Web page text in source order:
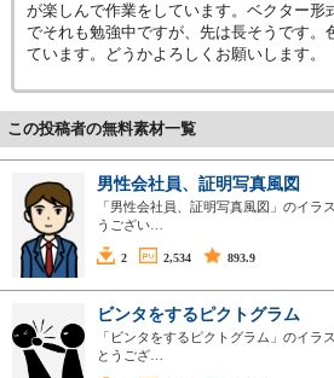
が楽しんで作業をしています。ベクター形
でそれも勉強中ですが、先は長そうです。
ています。どうかよろしくお願いします。
この投稿者の無料素材一覧
男性会社員、証明写真風図
「男性会社員、証明写真風図」のイラ
うござい…
2 2,534 893.9
ビンタをするピクトグラム
「ビンタをするピクトグラム」のイラ
とうござ…